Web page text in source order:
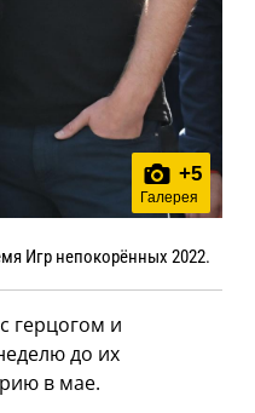
+5
Галерея
Игр непокорённых 2022.
герцогом и
до их
в мае.